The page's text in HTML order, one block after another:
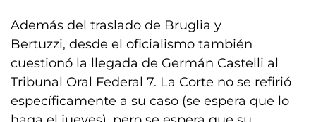
Además del traslado de Bruglia y
Bertuzzi, desde el oficialismo también
cuestionó la llegada de Germán Castelli al
Tribunal Oral Federal 7. La Corte no se refirió
específicamente a su caso (se espera que lo